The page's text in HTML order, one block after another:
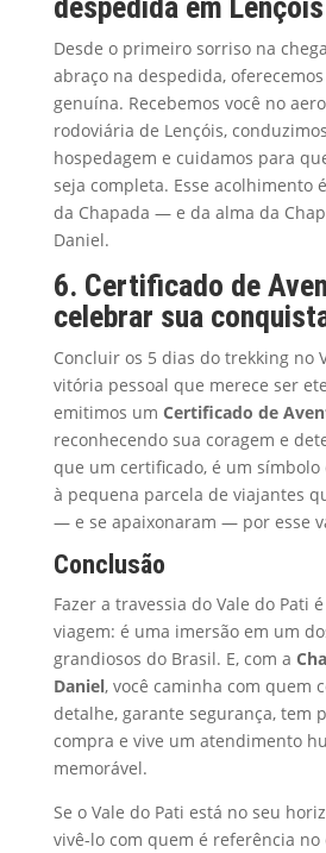
Desde o primeiro sorriso na
abraço na despedida,
genuína. Recebemos você no
rodoviária de Lençóis,
hospedagem e cuidamos para
seja completa. Esse acolhimento
da Chapada — e da alma da
Daniel.
6. Certificado de
celebrar sua
Concluir os 5 dias do trekking no
vitória pessoal que merece ser
emitimos um Certificado de
reconhecendo sua coragem e
que um certificado, é um
à pequena parcela de viajantes
— e se apaixonaram — por esse
Conclusão
Fazer a travessia do Vale do Pati
viagem: é uma imersão em um
grandiosos do Brasil. E, com a
Daniel, você caminha com quem
detalhe, garante segurança, tem
compra e vive um atendimento
memorável.
Se o Vale do Pati está no seu
vivê-lo com quem é referência no